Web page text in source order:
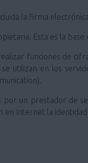
la firma
Esta es la base
funciones de
utilizan en los
por un prestador de
Internet la